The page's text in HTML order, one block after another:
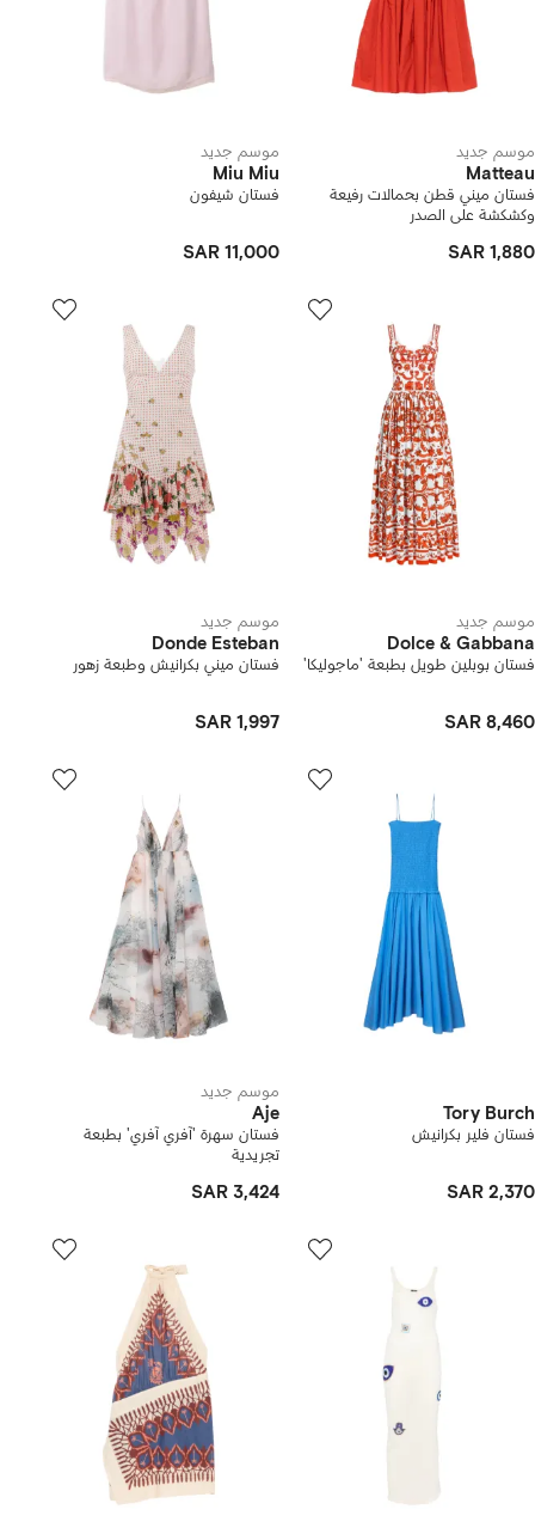
موسم جديد
Matteau
فستان ميني قطن بحمالات رفيعة
وكشكشة على الصدر
SAR 1,880
موسم جديد
Miu Miu
فستان شيفون
SAR 11,000
موسم جديد
Dolce & Gabbana
فستان بوبلين طويل بطبعة 'ماجوليكا'
SAR 8,460
موسم جديد
Donde Esteban
فستان ميني بكرانيش وطبعة زهور
SAR 1,997
Tory Burch
فستان فلير بكرانيش
SAR 2,370
موسم جديد
Aje
فستان سهرة 'آفري آفري' بطبعة
تجريدية
SAR 3,424